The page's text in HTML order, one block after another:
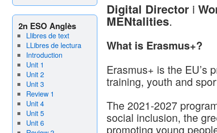
2n ESO Anglès
Llibres de text
LLibres de lectura
Introduction
Unit 1
Unit 2
Unit 3
Review 1
Unit 4
Unit 5
Unit 6
Digital Director i
MENtalities.
What is Erasmus+?
Erasmus+ is the EU’s
training, youth and
The 2021-2027
social inclusion, the
promoting young